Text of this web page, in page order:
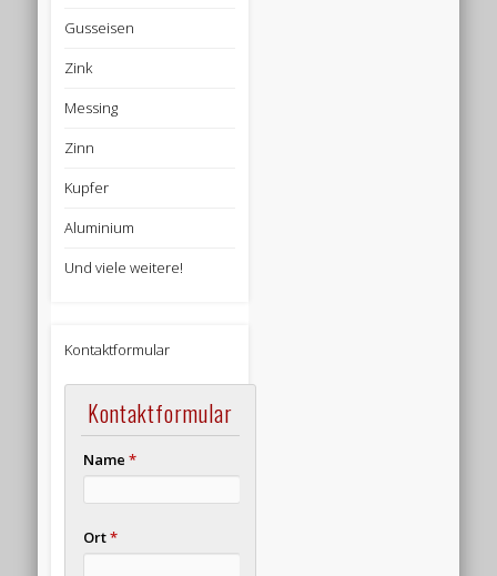
Gusseisen
Zink
Messing
Zinn
Kupfer
Aluminium
Und viele weitere!
Kontaktformular
Kontaktformular
Name *
Ort*